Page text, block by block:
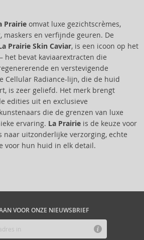
Prairie omvat luxe gezichtscrèmes,
maskers en verfijnde geuren. De
Prairie Skin Caviar, is een icoon op het
het bevat kaviaarextracten die
en verstevigende
Cellular Radiance-lijn, die de huid
is zeer geliefd. Het merk brengt
edities uit en exclusieve
die de grenzen van luxe
ervaring. La Prairie is de keuze voor
naar uitzonderlijke verzorging, echte
voor hun huid in elk detail.
VOOR ONZE NIEUWSBRIEF